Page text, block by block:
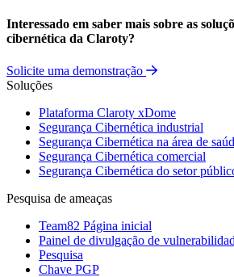
Interessado em saber mais sobre as
cibernética da Claroty?
Solicite uma demonstração
Soluções
Plataforma Claroty xDome
Segurança Cibernética industrial
Segurança Cibernética na área de
Segurança Cibernética comercial
Segurança Cibernética do setor
Pesquisa de ameaças
Team82 Página inicial
Painel de divulgação de
Pesquisa
Chave PGP